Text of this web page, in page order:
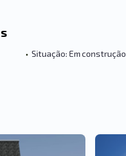
• Situação: Em construção